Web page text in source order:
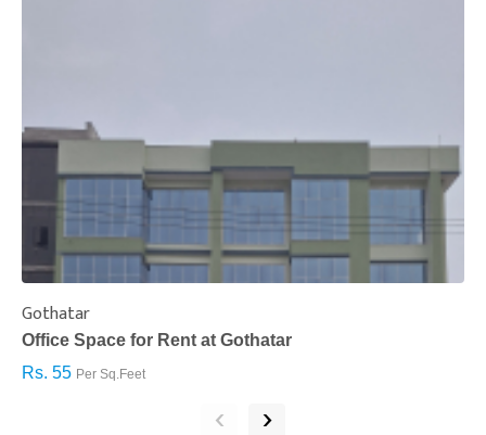
Gothatar
Office Space for Rent at Gothatar
Rs. 55 Per Sq.Feet
‹ ›